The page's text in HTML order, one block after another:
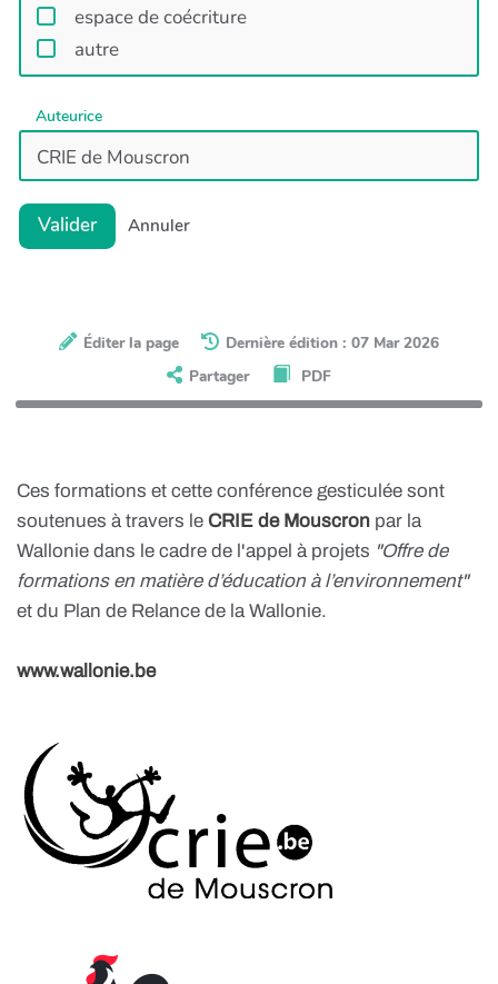
espace de coécriture
autre
Auteurice
Valider Annuler
Éditer la page
Dernière édition : 07 Mar 2026
Partager
PDF